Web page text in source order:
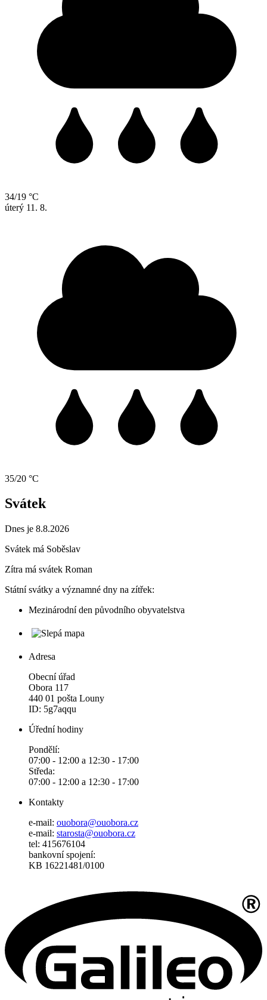
34/19 °C
úterý 11. 8.
35/20 °C
Svátek
Dnes je 8.8.2026
Svátek má Soběslav
Zítra má svátek Roman
Státní svátky a významné dny na zítřek:
Mezinárodní den původního obyvatelstva
Adresa
Obecní úřad
Obora 117
440 01 pošta Louny
ID: 5g7aqqu
Úřední hodiny
Pondělí:
07:00 - 12:00 a 12:30 - 17:00
Středa:
07:00 - 12:00 a 12:30 - 17:00
Kontakty
e-mail: ouobora@ouobora.cz
e-mail: starosta@ouobora.cz
tel: 415676104
bankovní spojení:
KB 16221481/0100